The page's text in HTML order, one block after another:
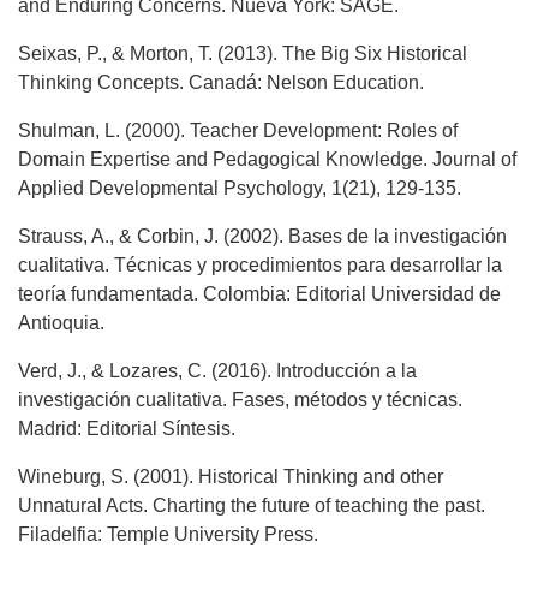
and Enduring Concerns. Nueva York: SAGE.
Seixas, P., & Morton, T. (2013). The Big Six Historical
Thinking Concepts. Canadá: Nelson Education.
Shulman, L. (2000). Teacher Development: Roles of
Domain Expertise and Pedagogical Knowledge. Journal of
Applied Developmental Psychology, 1(21), 129-135.
Strauss, A., & Corbin, J. (2002). Bases de la investigación
cualitativa. Técnicas y procedimientos para desarrollar la
teoría fundamentada. Colombia: Editorial Universidad de
Antioquia.
Verd, J., & Lozares, C. (2016). Introducción a la
investigación cualitativa. Fases, métodos y técnicas.
Madrid: Editorial Síntesis.
Wineburg, S. (2001). Historical Thinking and other
Unnatural Acts. Charting the future of teaching the past.
Filadelfia: Temple University Press.